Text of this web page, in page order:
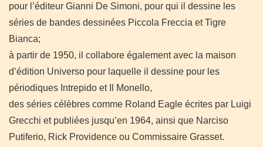
pour l’éditeur Gianni De Simoni, pour qui il dessine les
séries de bandes dessinées Piccola Freccia et Tigre
Bianca;
à partir de 1950, il collabore également avec la maison
d’édition Universo pour laquelle il dessine pour les
périodiques Intrepido et Il Monello,
des séries célèbres comme Roland Eagle écrites par Luigi
Grecchi et publiées jusqu’en 1964, ainsi que Narciso
Putiferio, Rick Providence ou Commissaire Grasset.